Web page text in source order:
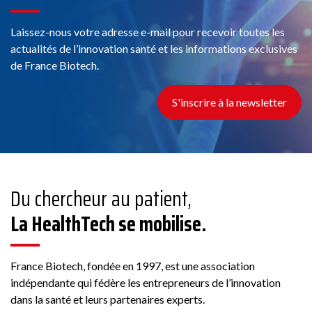
Laissez-nous votre adresse e-mail pour recevoir toutes les
actualités de l’innovation santé et les informations exclusives
de France Biotech.
S'inscrire à la newsletter
Du chercheur au patient,
La HealthTech se mobilise.
France Biotech, fondée en 1997, est une association
indépendante qui fédère les entrepreneurs de l’innovation
dans la santé et leurs partenaires experts.